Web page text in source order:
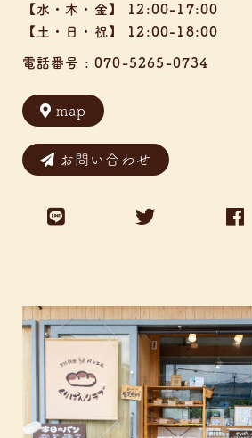
【水・木・金】 12:00-17:00
【土・日・祝】 12:00-18:00
電話番号 :070-5265-0734
map
お問い合わせ